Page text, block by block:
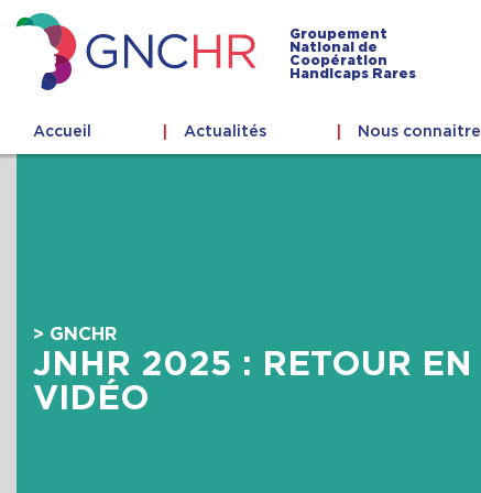
to
content
GNCHR
Groupement
National de
Coopération
Handicaps Rares
Accueil Actualités Nous connaitre
> GNCHR
JNHR 2025 : RETOUR EN
VIDÉO